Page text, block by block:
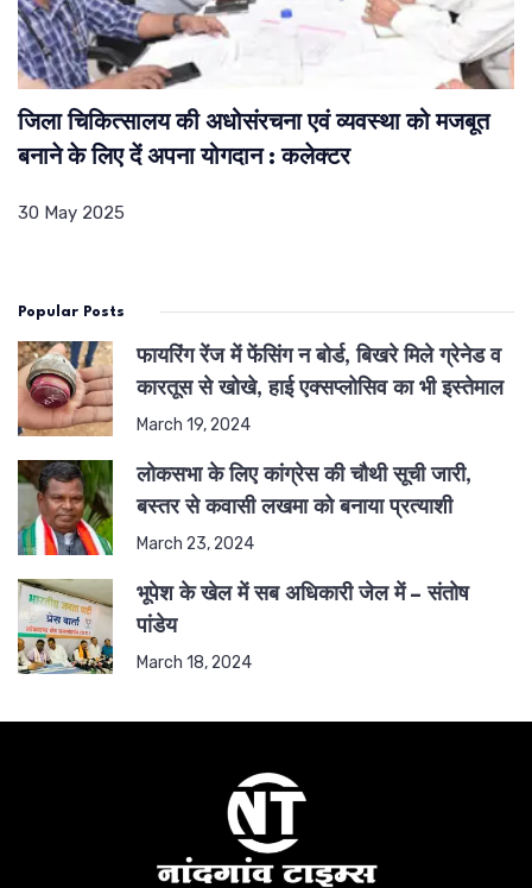
जिला चिकित्सालय की अधोसंरचना एवं व्यवस्था को मजबूत
बनाने के लिए दें अपना योगदान : कलेक्टर
30 May 2025
Popular Posts
फायरिंग रेंज में फेंसिंग न बोर्ड, बिखरे मिले ग्रेनेड व
कारतूस से खोखे, हाई एक्सप्लोसिव का भी इस्तेमाल
March 19, 2024
लोकसभा के लिए कांग्रेस की चौथी सूची जारी,
बस्तर से कवासी लखमा को बनाया प्रत्याशी
March 23, 2024
भूपेश के खेल में सब अधिकारी जेल में – संतोष
पांडेय
March 18, 2024